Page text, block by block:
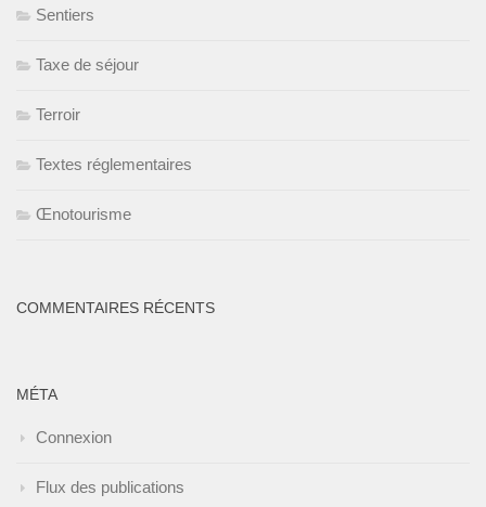
Sentiers
Taxe de séjour
Terroir
Textes réglementaires
Œnotourisme
COMMENTAIRES RÉCENTS
MÉTA
Connexion
Flux des publications